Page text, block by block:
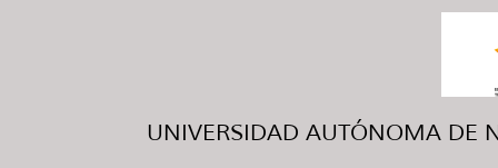
UNIVERSIDAD AUTÓNOMA DE